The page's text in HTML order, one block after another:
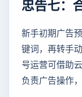
忠告七：
新手初期广告
键词，再转手
号运营可借助
负责广告操作